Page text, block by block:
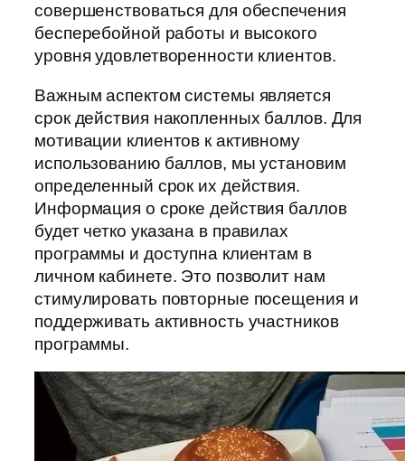
совершенствоваться для обеспечения
бесперебойной работы и высокого
уровня удовлетворенности клиентов.
Важным аспектом системы является
срок действия накопленных баллов. Для
мотивации клиентов к активному
использованию баллов, мы установим
определенный срок их действия.
Информация о сроке действия баллов
будет четко указана в правилах
программы и доступна клиентам в
личном кабинете. Это позволит нам
стимулировать повторные посещения и
поддерживать активность участников
программы.